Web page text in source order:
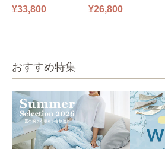
ファ フロアソファ 幅14
¥33,800
ファ フロアソファ 幅10
¥26,800
おすすめ特集